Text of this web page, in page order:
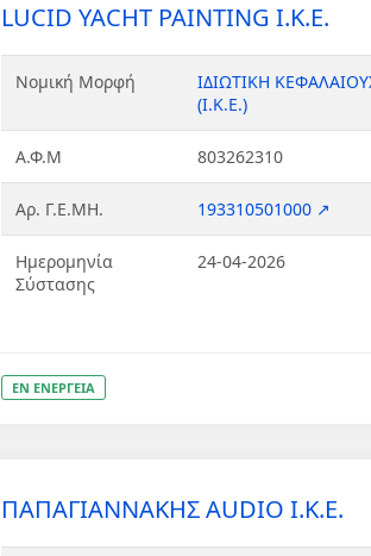
LUCID YACHT PAINTING Ι.Κ.Ε.
Νομική Μορφή
ΙΔΙΩΤΙΚΗ
(Ι.Κ.Ε.)
Α.Φ.Μ 803262310
Αρ. Γ.Ε.ΜΗ. 193310501000 ↗
Ημερομηνία
Σύστασης
24-04-2026
ΕΝ ΕΝΕΡΓΕΙΑ
ΠΑΠΑΓΙΑΝΝΑΚΗΣ AUDIO Ι.Κ.Ε.